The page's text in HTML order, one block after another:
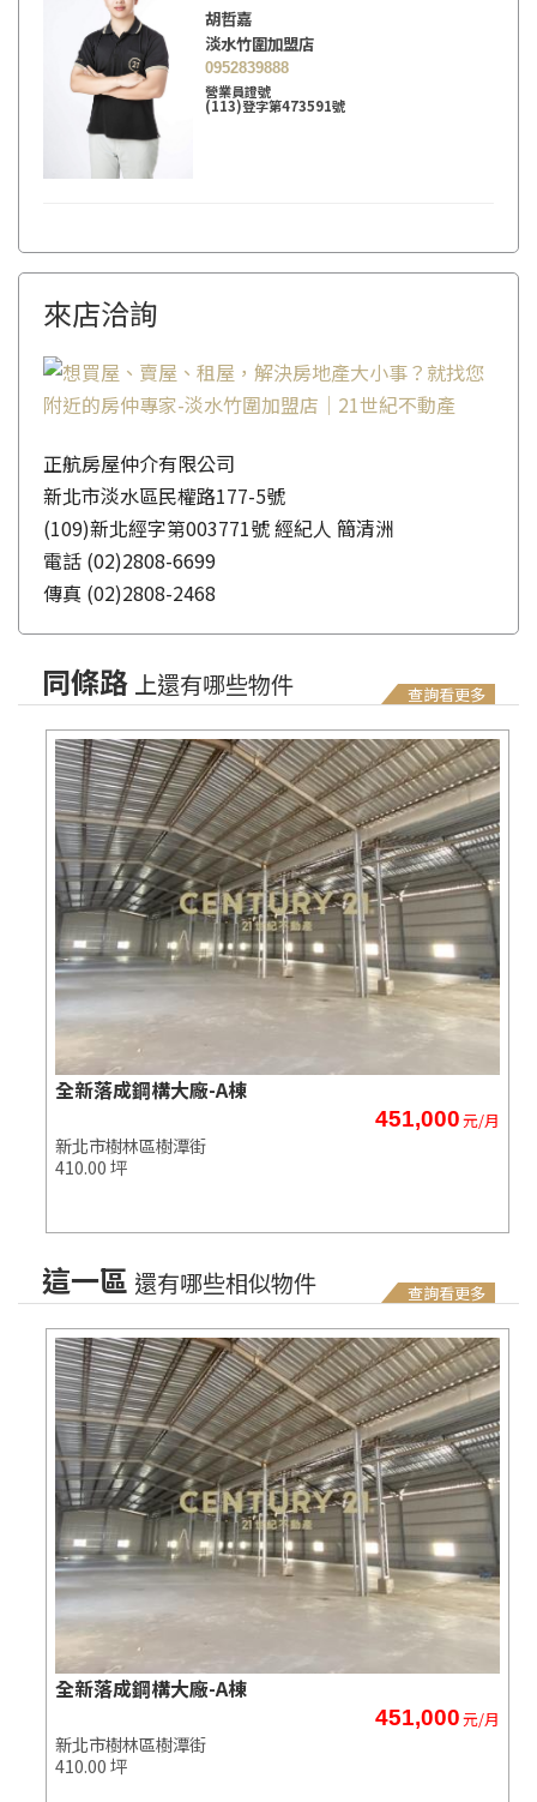
胡哲嘉
淡水竹圍加盟店
0952839888
營業員證號
(113)登字第473591號
來店洽詢
正航房屋仲介有限公司
新北市淡水區民權路177-5號
(109)新北經字第003771號 經紀人 簡清洲
電話 (02)2808-6699
傳真 (02)2808-2468
查詢看更多
同條路 上還有哪些物件
全新落成鋼構大廠-A棟
451,000元/月
新北市樹林區樹潭街
410.00 坪
查詢看更多
這一區 還有哪些相似物件
全新落成鋼構大廠-A棟
451,000元/月
新北市樹林區樹潭街
410.00 坪